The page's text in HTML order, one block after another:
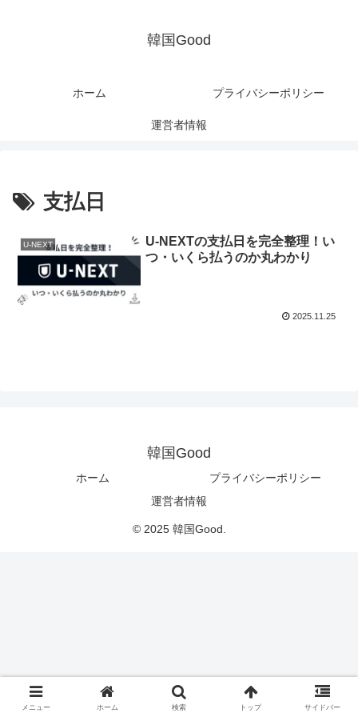
韓国Good
ホーム プライバシーポリシー
運営者情報
支払日
U-NEXT
U-NEXTの支払日を完全整理！い
つ・いくら払うのか丸わかり
2025.11.25
韓国Good
ホーム
プライバシーポリシー
運営者情報
© 2025 韓国Good.
メニュー ホーム 検索 トップ サイドバー